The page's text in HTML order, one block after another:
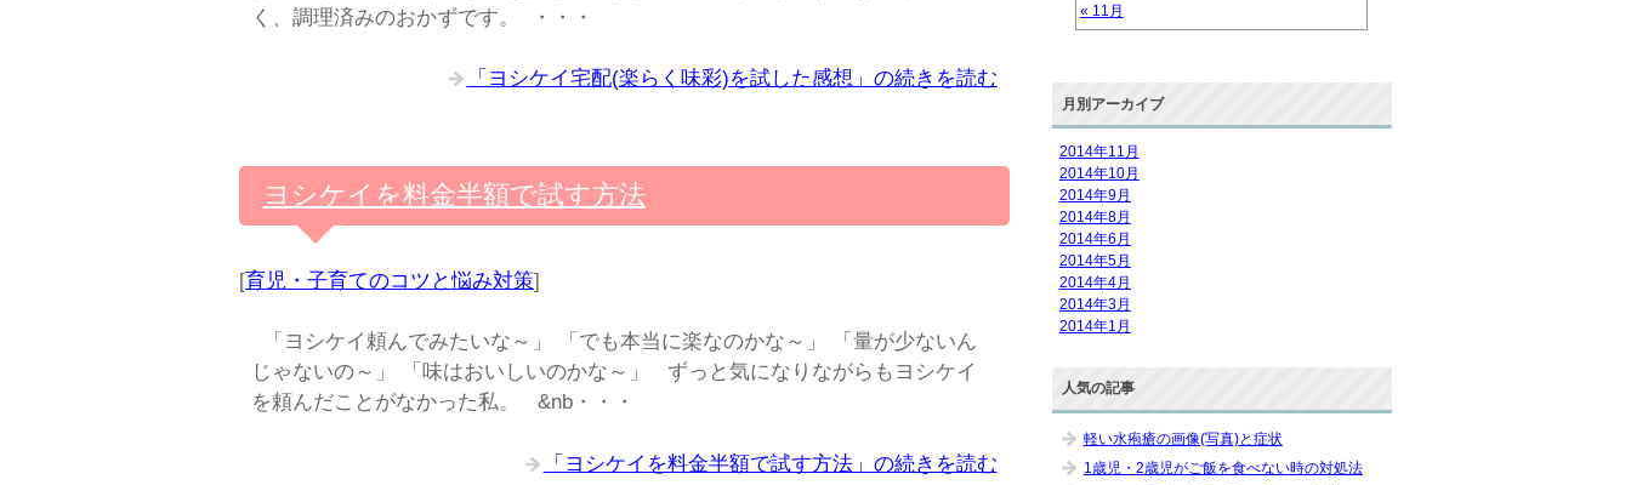
く、調理済みのおかずです。 ・・・
「ヨシケイ宅配(楽らく味彩)を試した感想」の続きを読む
ヨシケイを料金半額で試す方法
[育児・子育てのコツと悩み対策]
「ヨシケイ頼んでみたいな～」 「でも本当に楽なのかな～」 「量が少ないん
じゃないの～」 「味はおいしいのかな～」 ずっと気になりながらもヨシケイ
を頼んだことがなかった私。 &nb・・・
「ヨシケイを料金半額で試す方法」の続きを読む
« 11月
月別アーカイブ
2014年11月
2014年10月
2014年9月
2014年8月
2014年6月
2014年5月
2014年4月
2014年3月
2014年1月
人気の記事
軽い水疱瘡の画像(写真)と症状
1歳児・2歳児がご飯を食べない時の対処法